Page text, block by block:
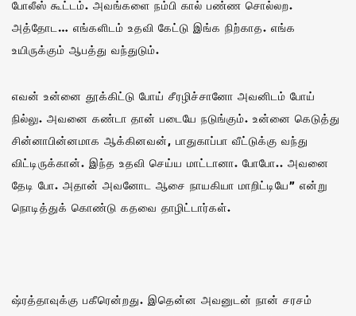
போலீஸ் கூட்டம். அவங்களை நம்பி கால் பண்ண சொல்லற.
அத்தோட… எங்களிடம் உதவி கேட்டு இங்க நிற்காத. எங்க
உயிருக்கும் ஆபத்து வந்துடும்.
எவன் உன்னை தூக்கிட்டு போய் சீரழிச்சானோ அவனிடம் போய்
நில்லு. அவனை கண்டா தான் படையே நடுங்கும்‌. உன்னை கெடுத்து
சின்னாபின்னமாக ஆக்கினவன், பாதுகாப்பா வீட்டுக்கு வந்து
விட்டிருக்கான். இந்த உதவி செய்ய மாட்டானா. போபோ.. அவனை
தேடி போ. அதான் அவனோட ஆசை நாயகியா மாறிட்டியே” என்று
நொடித்துக் கொண்டு கதவை தாழிட்டார்கள்.
ஷ்ரத்தாவுக்கு பகீரென்றது. இதென்ன அவனுடன் நான் சரசம்